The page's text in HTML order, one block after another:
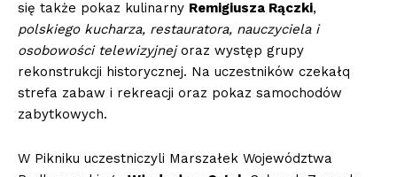
się także pokaz kulinarny Remigiusza Rączki,
polskiego kucharza, restauratora, nauczyciela i
osobowości telewizyjnejoraz występ grupy
rekonstrukcji historycznej. Na uczestników czekałq
strefa zabaw i rekreacji oraz pokaz samochodów
zabytkowych.
W Pikniku uczestniczyli Marszałek Województwa